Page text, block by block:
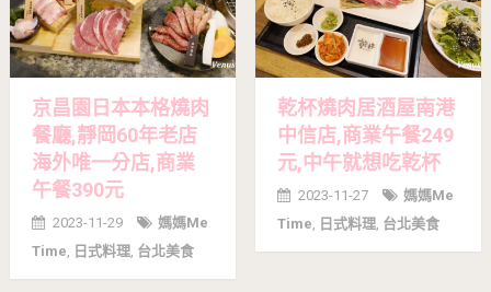
京昌園日本本格燒肉
餐廳,靜岡60年老店
海外唯一分店,商業
午餐390元
2023-11-29
媽媽me
Time 日式料理, 台北美食
乾杯燒肉居酒屋南港
中信店,商業午餐249
元,中午就想吃乾杯
2023-11-27
媽媽me
Time 日式料理, 台北美食